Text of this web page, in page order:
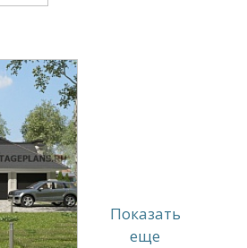
Показать
еще